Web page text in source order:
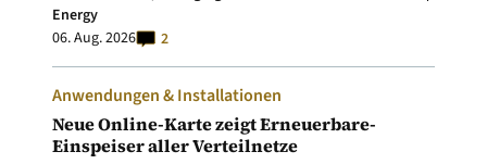
Energy
06. Aug. 2026
2
Anwendungen & Installationen
Neue Online-Karte zeigt Erneuerbare-
Einspeiser aller Verteilnetze